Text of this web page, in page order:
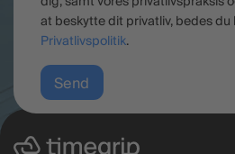
at beskytte dit privatliv, bedes
Privatlivspolitik.